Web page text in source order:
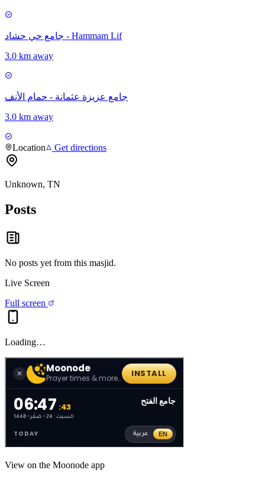
جامع حي حشاد - Hammam Lif
3.0 km away
جامع عزيزة عثمانة - حمام الأنف
3.0 km away
Location Get directions
Unknown, TN
Posts
No posts yet from this masjid.
Live Screen
Full screen
Loading…
View on the Moonode app